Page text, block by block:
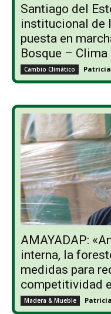
Santiago del
institucional de
puesta en
Bosque – Clima
Cambio Climático
AMAYADAP:
interna, la
medidas para
competitividad
Madera & Mueble